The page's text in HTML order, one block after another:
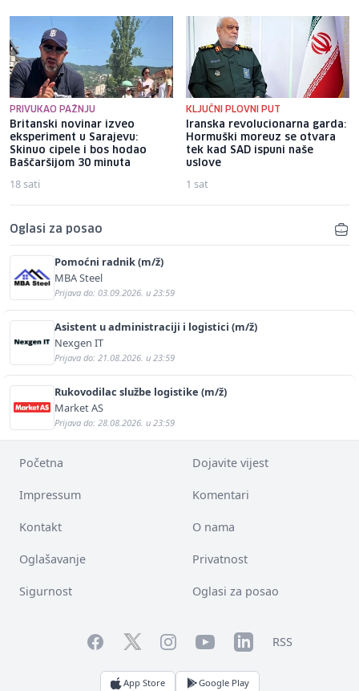
PRIVUKAO PAŽNJU
Britanski novinar izveo
eksperiment u Sarajevu:
Skinuo cipele i bos hodao
Baščaršijom 30 minuta
18 sati
KLJUČNI PLOVNI PUT
Iranska revolucionarna garda:
Hormuški moreuz se otvara
tek kad SAD ispuni naše
uslove
1 sat
Oglasi za posao
Pomoćni radnik (m/ž)
MBA Steel
Prijava do: 03.09.2026. u 23:59
Asistent u administraciji i logistici (m/ž)
Nexgen IT
Prijava do: 21.08.2026. u 23:59
Rukovodilac službe logistike (m/ž)
Market AS
Prijava do: 28.08.2026. u 23:59
Početna Dojavite vijest
Impressum Komentari
Kontakt O nama
Oglašavanje Privatnost
Sigurnost Oglasi za posao
FacebookTwitterInstagramYouTubeLinkedInRSS
App Store Google Play